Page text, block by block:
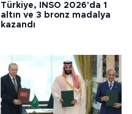
Türkiye, INSO 2026'da 1
altın ve 3 bronz madalya
kazandı